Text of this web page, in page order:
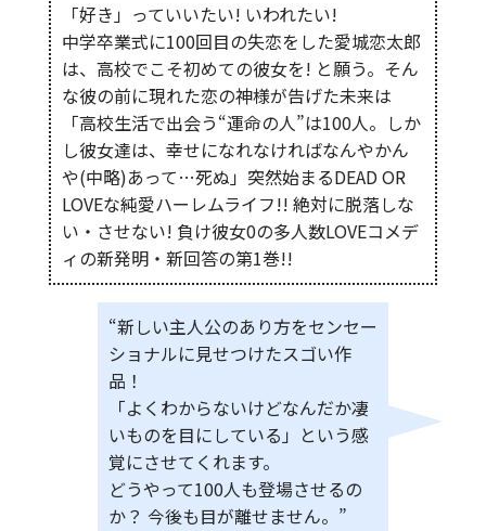
「好き」っていいたい! いわれたい!
中学卒業式に100回目の失恋をした愛城恋太郎
は、高校でこそ初めての彼女を! と願う。そん
な彼の前に現れた恋の神様が告げた未来は
「高校生活で出会う“運命の人”は100人。しか
し彼女達は、幸せになれなければなんやかん
や(中略)あって…死ぬ」突然始まるDEAD OR
LOVEな純愛ハーレムライフ!! 絶対に脱落しな
い・させない! 負け彼女0の多人数LOVEコメデ
ィの新発明・新回答の第1巻!!
“新しい主人公のあり方をセンセー
ショナルに見せつけたスゴい作
品！
「よくわからないけどなんだか凄
いものを目にしている」という感
覚にさせてくれます。
どうやって100人も登場させるの
か？ 今後も目が離せません。”